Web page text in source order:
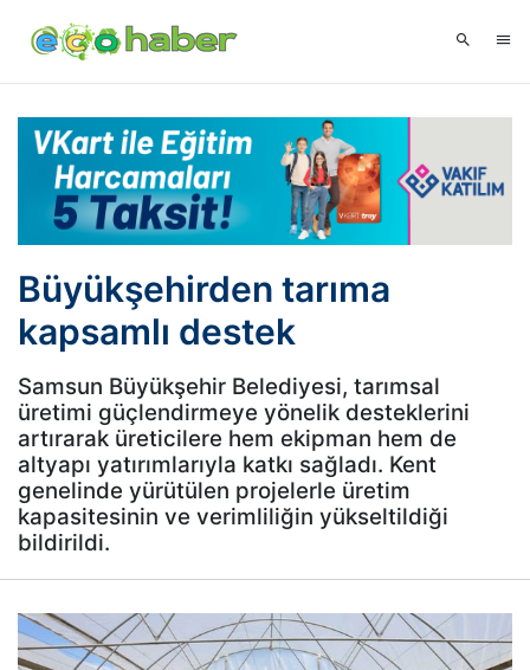
Büyükşehirden tarıma
kapsamlı destek
Samsun Büyükşehir Belediyesi, tarımsal
üretimi güçlendirmeye yönelik desteklerini
artırarak üreticilere hem ekipman hem de
altyapı yatırımlarıyla katkı sağladı. Kent
genelinde yürütülen projelerle üretim
kapasitesinin ve verimliliğin yükseltildiği
bildirildi.